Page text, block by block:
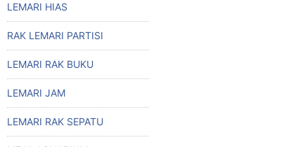
LEMARI HIAS
RAK LEMARI PARTISI
LEMARI RAK BUKU
LEMARI JAM
LEMARI RAK SEPATU